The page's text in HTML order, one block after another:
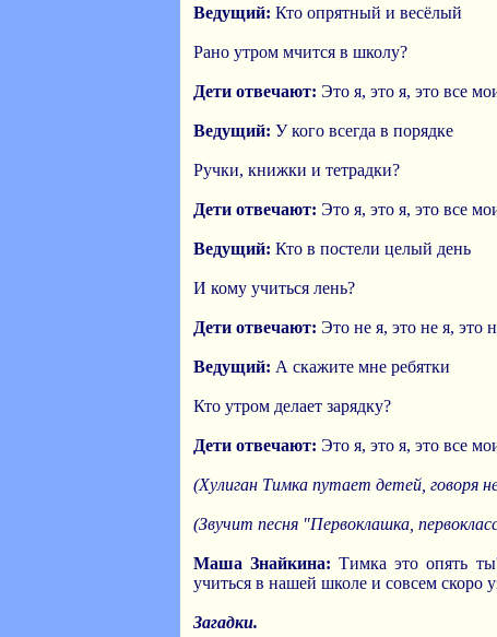
Ведущий: Кто опрятный и весёлый
Рано утром мчится в школу?
Дети отвечают: Это я, это я, это все
Ведущий: У кого всегда в порядке
Ручки, книжки и тетрадки?
Дети отвечают: Это я, это я, это все
Ведущий: Кто в постели целый день
И кому учиться лень?
Дети отвечают: Это не я, это не я, это
Ведущий: А скажите мне ребятки
Кто утром делает зарядку?
Дети отвечают: Это я, это я, это все
(Хулиган Тимка путает детей, говоря
(Звучит песня "Первоклашка,
Маша Знайкина: Тимка это опять
учиться в нашей школе и совсем скоро
Загадки.